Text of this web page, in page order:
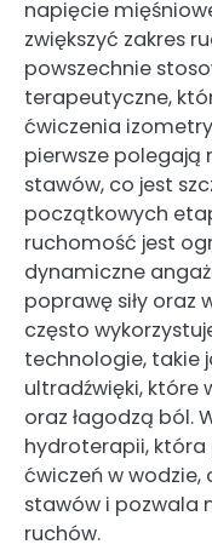
napięcie
zwiększyć zakres
powszechnie
terapeutyczne,
ćwiczenia
pierwsze polegają
stawów, co jest
początkowych
ruchomość jest
dynamiczne
poprawę siły oraz
często
technologie, takie
ultradźwięki, które
oraz łagodzą ból.
hydroterapii,
ćwiczeń w wodzie,
stawów i pozwala
ruchów.